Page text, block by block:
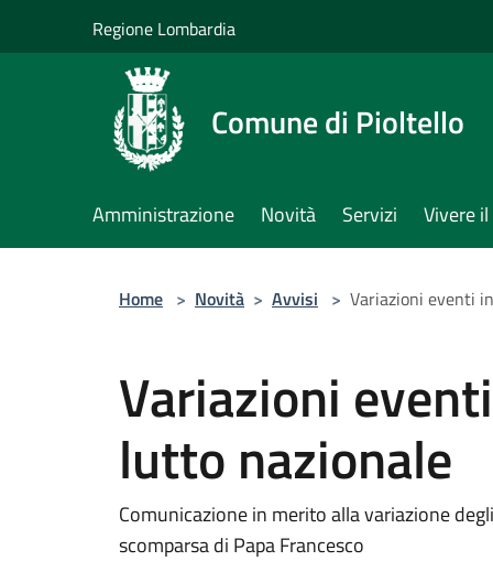
Regione Lombardia
Comune di Pioltello
Amministrazione Novità Servizi Vivere
Home > Novità > Avvisi > Variazioni eventi
Variazioni
lutto nazionale
Comunicazione in merito alla variazione
scomparsa di Papa Francesco